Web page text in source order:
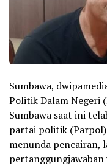
Sumbawa,
Politik Dalam Negeri
Sumbawa saat ini
partai politik
menunda pencairan,